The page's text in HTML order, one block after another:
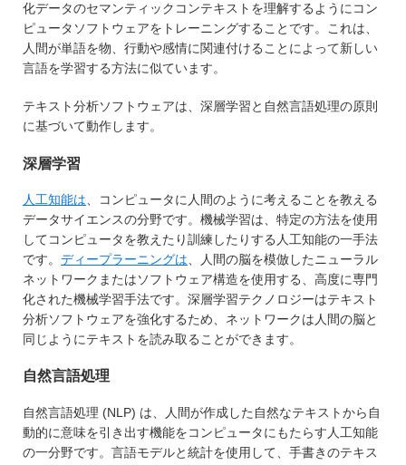
化データのセマンティックコンテキストを理解するようにコン
ピュータソフトウェアをトレーニングすることです。これは、
人間が単語を物、行動や感情に関連付けることによって新しい
言語を学習する方法に似ています。
テキスト分析ソフトウェアは、深層学習と自然言語処理の原則
に基づいて動作します。
深層学習
人工知能は 、コンピュータに人間のように考えることを教える
データサイエンスの分野です。機械学習は、特定の方法を使用
してコンピュータを教えたり訓練したりする人工知能の一手法
です。 ディープラーニングは 、人間の脳を模倣したニューラル
ネットワークまたはソフトウェア構造を使用する、高度に専門
化された機械学習手法です。深層学習テクノロジーはテキスト
分析ソフトウェアを強化するため、ネットワークは人間の脳と
同じようにテキストを読み取ることができます。
自然言語処理
自然言語処理 (NLP) は、人間が作成した自然なテキストから自
動的に意味を引き出す機能をコンピュータにもたらす人工知能
の一分野です。言語モデルと統計を使用して、手書きのテキス